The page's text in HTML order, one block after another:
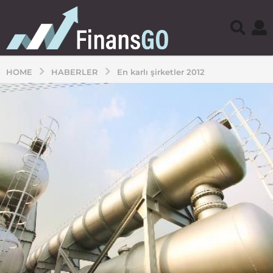
HOME HABERLER En karlı şirketler 2012